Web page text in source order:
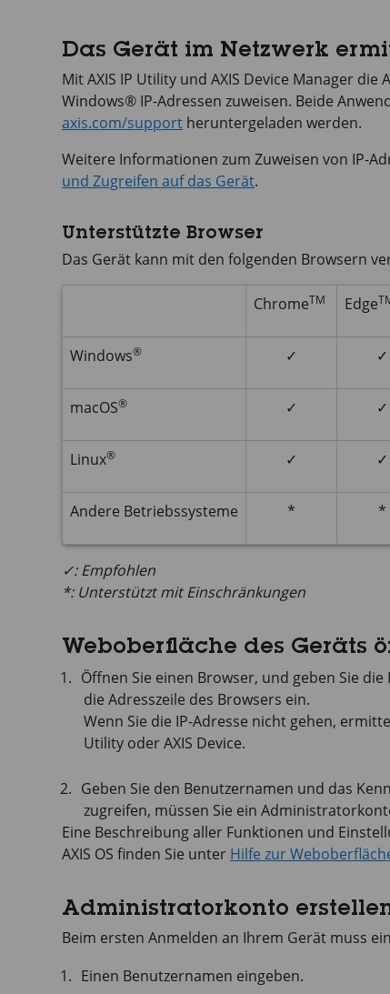
Das Gerät im Netzwerk
MitAXIS IP Utility und AXIS Device Manager die
Windows® IP-Adressen zuweisen. Beide
axis.com/support heruntergeladen werden.
Weitere Informationen zum Zuweisen von IP-
und Zugreifen auf das Gerät.
Unterstützte Browser
Das Gerät kann mit den folgenden Browsern
ChromeTM Edge
Windows® ✓ ✓
macOS® ✓ ✓
Linux® ✓ ✓
Andere Betriebssysteme * *
✓: Empfohlen
*: Unterstützt mit Einschränkungen
Weboberfläche des Geräts
Öffnen Sie einen Browser, und geben Sie
die Adresszeile des Browsers ein.
Wenn Sie die IP-Adresse nicht gehen,
Utility oderAXIS Device.
Geben Sie den Benutzernamen und das
zugreifen, müssen Sie ein
Eine Beschreibung aller Funktionen und
AXIS OS finden Sie unter Hilfe zur
Administratorkonto
Beim ersten Anmelden an Ihrem Gerät muss
Einen Benutzernamen eingeben.